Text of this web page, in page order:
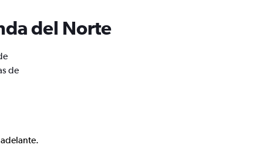
del Norte
de